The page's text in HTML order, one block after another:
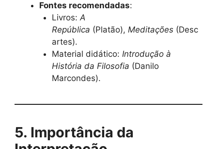
Fontes recomendadas:
Livros:A
República (Platão), Meditações(Desc
artes).
Material didático: Introdução à
História da Filosofia (Danilo
Marcondes).
5. Importância da